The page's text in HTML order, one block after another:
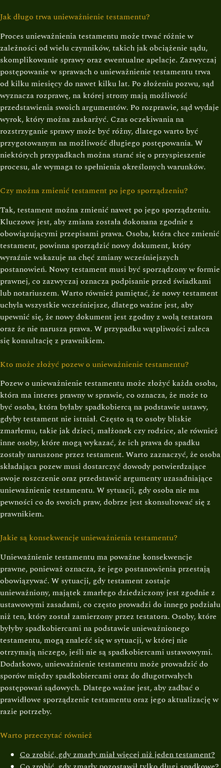
Jak długo trwa unieważnienie testamentu?
Proces unieważnienia testamentu może trwać różnie w
zależności od wielu czynników, takich jak obciążenie sądu,
skomplikowanie sprawy oraz ewentualne apelacje. Zazwyczaj
postępowanie w sprawach o unieważnienie testamentu trwa
od kilku miesięcy do nawet kilku lat. Po złożeniu pozwu, sąd
wyznacza rozprawę, na której strony mają możliwość
przedstawienia swoich argumentów. Po rozprawie, sąd wydaje
wyrok, który można zaskarżyć. Czas oczekiwania na
rozstrzyganie sprawy może być różny, dlatego warto być
przygotowanym na możliwość długiego postępowania. W
niektórych przypadkach można starać się o przyspieszenie
procesu, ale wymaga to spełnienia określonych warunków.
Czy można zmienić testament po jego sporządzeniu?
Tak, testament można zmienić nawet po jego sporządzeniu.
Kluczowe jest, aby zmiana została dokonana zgodnie z
obowiązującymi przepisami prawa. Osoba, która chce zmienić
testament, powinna sporządzić nowy dokument, który
wyraźnie wskazuje na chęć zmiany wcześniejszych
postanowień. Nowy testament musi być sporządzony w formie
prawnej, co zazwyczaj oznacza podpisanie przed świadkami
lub notariuszem. Warto również pamiętać, że nowy testament
uchyla wszystkie wcześniejsze, dlatego ważne jest, aby
upewnić się, że nowy dokument jest zgodny z wolą testatora
oraz że nie narusza prawa. W przypadku wątpliwości zaleca
się konsultację z prawnikiem.
Kto może złożyć pozew o unieważnienie testamentu?
Pozew o unieważnienie testamentu może złożyć każda osoba,
która ma interes prawny w sprawie, co oznacza, że może to
być osoba, która byłaby spadkobiercą na podstawie ustawy,
gdyby testament nie istniał. Często są to osoby bliskie
zmarłemu, takie jak dzieci, małżonek czy rodzice, ale również
inne osoby, które mogą wykazać, że ich prawa do spadku
zostały naruszone przez testament. Warto zaznaczyć, że osoba
składająca pozew musi dostarczyć dowody potwierdzające
swoje roszczenie oraz przedstawić argumenty uzasadniające
unieważnienie testamentu. W sytuacji, gdy osoba nie ma
pewności co do swoich praw, dobrze jest skonsultować się z
prawnikiem.
Jakie są konsekwencje unieważnienia testamentu?
Unieważnienie testamentu ma poważne konsekwencje
prawne, ponieważ oznacza, że jego postanowienia przestają
obowiązywać. W sytuacji, gdy testament zostaje
unieważniony, majątek zmarłego dziedziczony jest zgodnie z
ustawowymi zasadami, co często prowadzi do innego podziału
niż ten, który został zamierzony przez testatora. Osoby, które
byłyby spadkobiercami na podstawie unieważnionego
testamentu, mogą znaleźć się w sytuacji, w której nie
otrzymają niczego, jeśli nie są spadkobiercami ustawowymi.
Dodatkowo, unieważnienie testamentu może prowadzić do
sporów między spadkobiercami oraz do długotrwałych
postępowań sądowych. Dlatego ważne jest, aby zadbać o
prawidłowe sporządzenie testamentu oraz jego aktualizację w
razie potrzeby.
Warto przeczytać również
Co zrobić, gdy zmarły miał więcej niż jeden testament?